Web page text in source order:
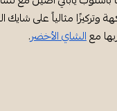
وتركيزًا مثالياً على
معالشاي الأخضر.